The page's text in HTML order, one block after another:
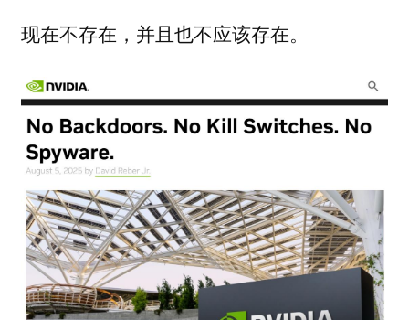
现在不存在，并且也不应该存在。